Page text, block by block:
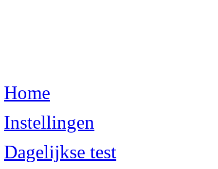
Home
Instellingen
Dagelijkse test